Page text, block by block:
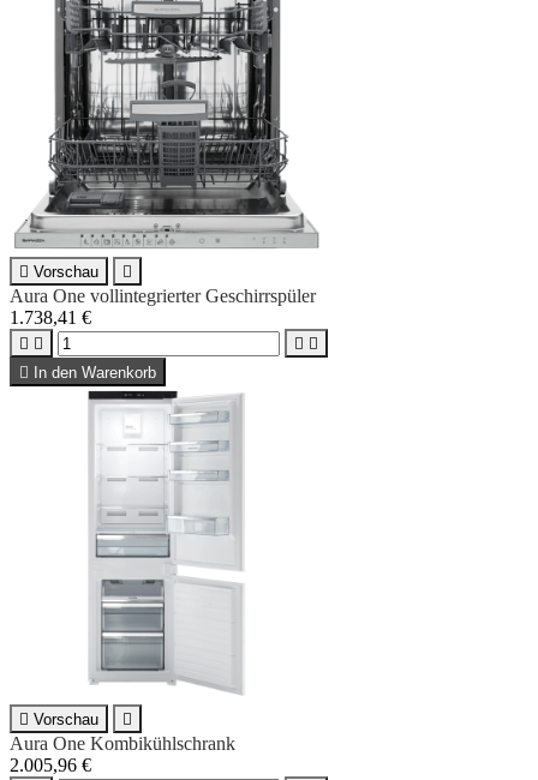
 Vorschau 
Aura One vollintegrierter Geschirrspüler
1.738,41 €
   
 In den Warenkorb
 Vorschau 
Aura One Kombikühlschrank
2.005,96 €